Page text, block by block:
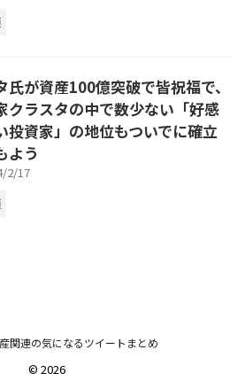
氏が資産100億突破で皆祝福で、
クラスタの中で数少ない「好感
投資家」の地位もついでに確立
よう
2/17
関連の気になるツイートまとめ
© 2026